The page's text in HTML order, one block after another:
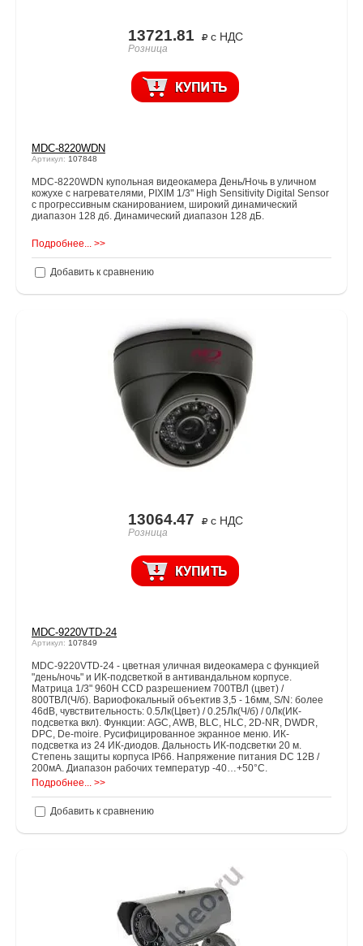
13721.81 с НДС
Розница
MDC-8220WDN
Артикул: 107848
MDC-8220WDN купольная видеокамера День/Ночь в уличном
кожухе с нагревателями, PIXIM 1/3" High Sensitivity Digital Sensor
с прогрессивным сканированием, широкий динамический
диапазон 128 дб. Динамический диапазон 128 дБ.
Подробнее... >>
Добавить к сравнению
13064.47 с НДС
Розница
MDC-9220VTD-24
Артикул: 107849
MDC-9220VTD-24 - цветная уличная видеокамера с функцией
"день/ночь" и ИК-подсветкой в антивандальном корпусе.
Матрица 1/3" 960H CCD разрешением 700ТВЛ (цвет) /
800ТВЛ(Ч/б). Вариофокальный объектив 3,5 - 16мм, S/N: более
46dB, чувствительность: 0.5Лк(Цвет) / 0.25Лк(Ч/б) / 0Лк(ИК-
подсветка вкл). Функции: AGC, AWB, BLC, HLC, 2D-NR, DWDR,
DPC, De-moire. Русифицированное экранное меню. ИК-
подсветка из 24 ИК-диодов. Дальность ИК-подсветки 20 м.
Степень защиты корпуса IP66. Напряжение питания DC 12В /
200мА. Диапазон рабочих температур -40…+50°C.
Подробнее... >>
Добавить к сравнению